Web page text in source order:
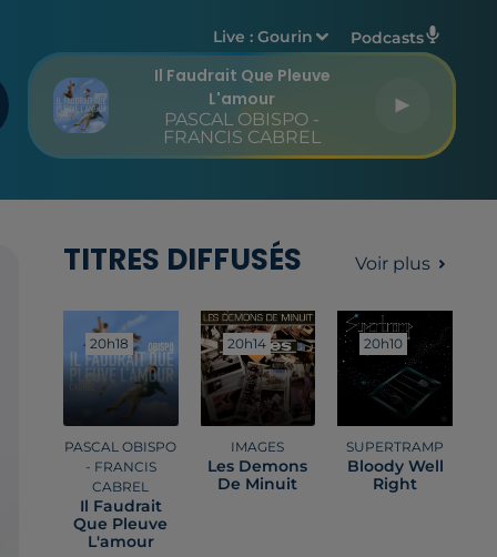
Live :Gourin Podcasts
Il Faudrait Que Pleuve
L'amour
PASCAL OBISPO -
FRANCIS CABREL
TITRES DIFFUSÉS Voir plus
20h18
20h18
PASCAL OBISPO
- FRANCIS
CABREL
Il Faudrait
Que Pleuve
L'amour
20h14
20h14
IMAGES
Les Demons
De Minuit
20h10
20h10
SUPERTRAMP
Bloody Well
Right